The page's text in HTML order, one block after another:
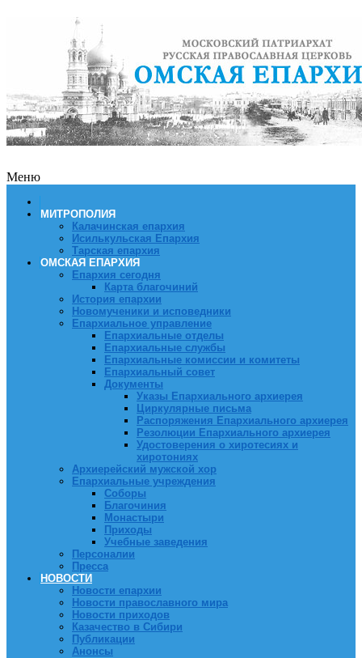
Меню
МИТРОПОЛИЯ
Калачинская епархия
Исилькульская Епархия
Тарская епархия
ОМСКАЯ ЕПАРХИЯ
Епархия сегодня
Карта благочиний
История епархии
Новомученики и исповедники
Епархиальное управление
Епархиальные отделы
Епархиальные службы
Епархиальные комиссии и комитеты
Епархиальный совет
Документы
Указы Епархиального архиерея
Циркулярные письма
Распоряжения Епархиального архиерея
Резолюции Епархиального архиерея
Удостоверения о хиротесиях и
хиротониях
Архиерейский мужской хор
Епархиальные учреждения
Соборы
Благочиния
Монастыри
Приходы
Учебные заведения
Персоналии
Пресса
НОВОСТИ
Новости епархии
Новости православного мира
Новости приходов
Казачество в Сибири
Публикации
Анонсы